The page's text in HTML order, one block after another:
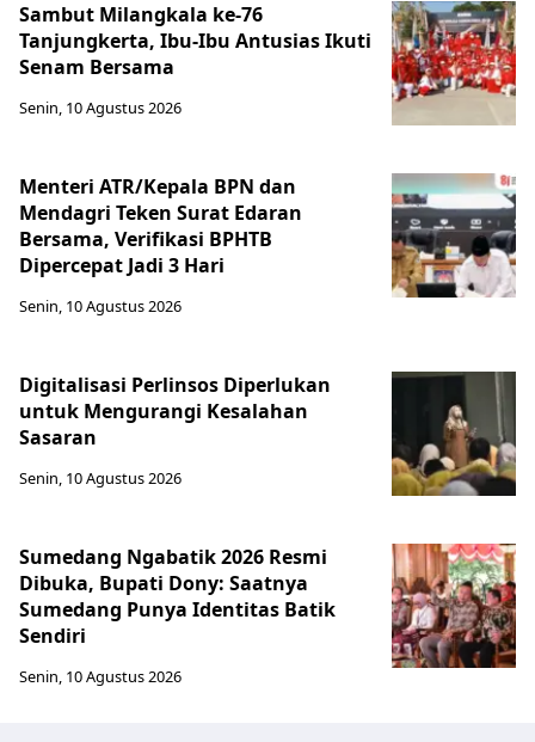
Sambut Milangkala ke-76
Tanjungkerta, Ibu-Ibu Antusias Ikuti
Senam Bersama
Senin, 10 Agustus 2026
Menteri ATR/Kepala BPN dan
Mendagri Teken Surat Edaran
Bersama, Verifikasi BPHTB
Dipercepat Jadi 3 Hari
Senin, 10 Agustus 2026
Digitalisasi Perlinsos Diperlukan
untuk Mengurangi Kesalahan
Sasaran
Senin, 10 Agustus 2026
Sumedang Ngabatik 2026 Resmi
Dibuka, Bupati Dony: Saatnya
Sumedang Punya Identitas Batik
Sendiri
Senin, 10 Agustus 2026